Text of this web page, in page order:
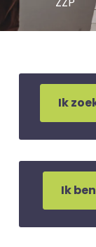
Ik
Ik